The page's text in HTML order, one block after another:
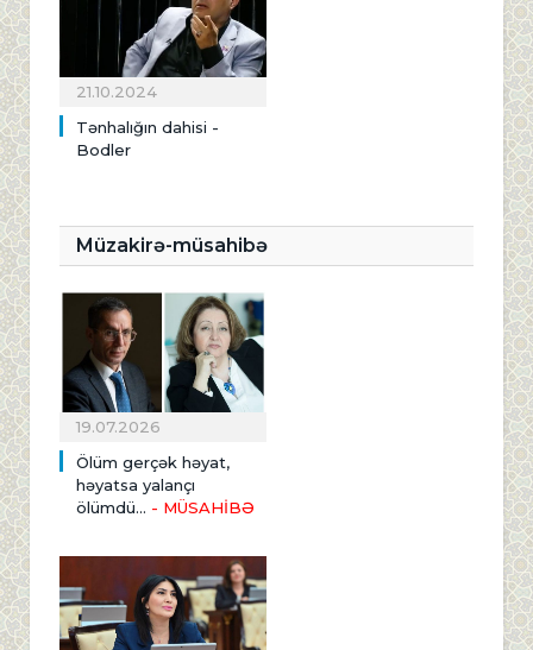
21.10.2024
Tənhalığın dahisi -
Bodler
Müzakirə-müsahibə
19.07.2026
Ölüm gerçək həyat,
həyatsa yalançı
ölümdü... - MÜSAHİBƏ